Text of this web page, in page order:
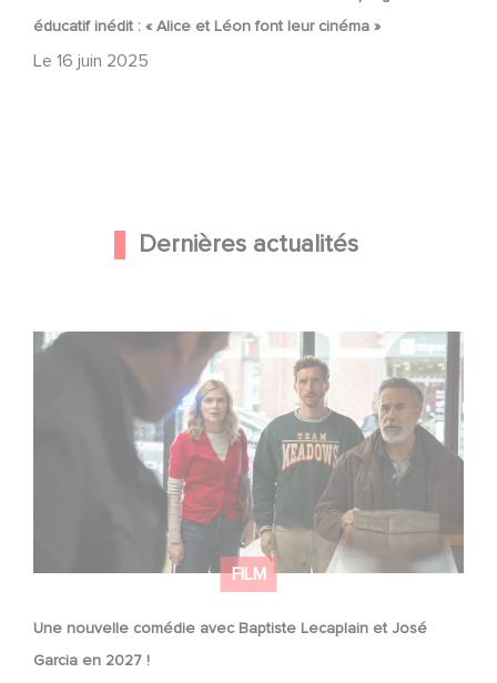
éducatif inédit : « Alice et Léon font leur cinéma »
Le 16 juin 2025
Dernières actualités
FILM
Une nouvelle comédie avec Baptiste Lecaplain et José
Garcia en 2027 !
Une nouvelle comédie avec Baptiste Lecaplain et José
Garcia en 2027 !